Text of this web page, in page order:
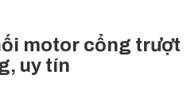
motor cổng trượt
uy tín